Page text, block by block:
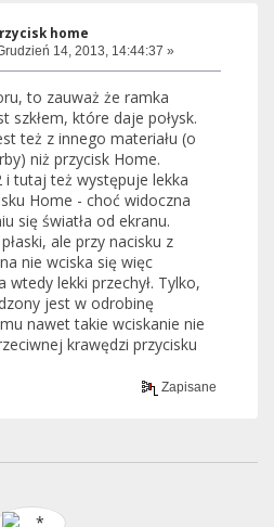
home
14, 2013, 14:44:37 »
to zauważ że ramka
szkłem, które daje połysk.
też z innego materiału (o
niż przycisk Home.
tutaj też występuje lekka
Home - choć widoczna
się światła od ekranu.
ale przy nacisku z
nie wciska się więc
wtedy lekki przechył. Tylko,
jest w odrobinę
nawet takie wciskanie nie
krawędzi przycisku
Zapisane